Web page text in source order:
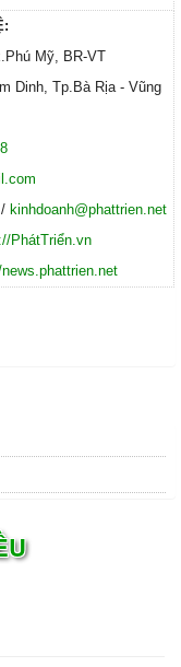
Mỹ, BR-VT
Dinh, Tp.Bà Rịa - Vũng
/ kinhdoanh@phattrien.net
PhátTriển.vn